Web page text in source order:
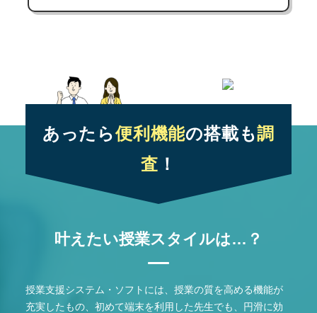
あったら便利機能の搭載も調
査 ！
叶えたい授業スタイルは…？
授業支援システム・ソフトには、授業の質を高める機能が
充実したもの、初めて端末を利用した先生でも、円滑に効